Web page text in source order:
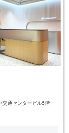
通センタービル5階